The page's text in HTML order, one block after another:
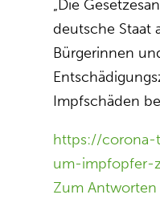
„Die
deutsche Staat
Bürgerinnen
Impfschäden
https://corona-
um-impfopfer-
Zum